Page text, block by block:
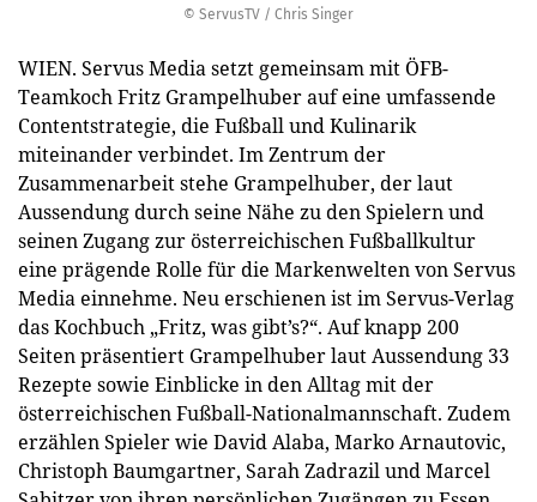
© ServusTV / Chris Singer
WIEN. Servus Media setzt gemeinsam mit ÖFB-
Teamkoch Fritz Grampelhuber auf eine umfassende
Contentstrategie, die Fußball und Kulinarik
miteinander verbindet. Im Zentrum der
Zusammenarbeit stehe Grampelhuber, der laut
Aussendung durch seine Nähe zu den Spielern und
seinen Zugang zur österreichischen Fußballkultur
eine prägende Rolle für die Markenwelten von Servus
Media einnehme. Neu erschienen ist im Servus-Verlag
das Kochbuch „Fritz, was gibt’s?“. Auf knapp 200
Seiten präsentiert Grampelhuber laut Aussendung 33
Rezepte sowie Einblicke in den Alltag mit der
österreichischen Fußball-Nationalmannschaft. Zudem
erzählen Spieler wie David Alaba, Marko Arnautovic,
Christoph Baumgartner, Sarah Zadrazil und Marcel